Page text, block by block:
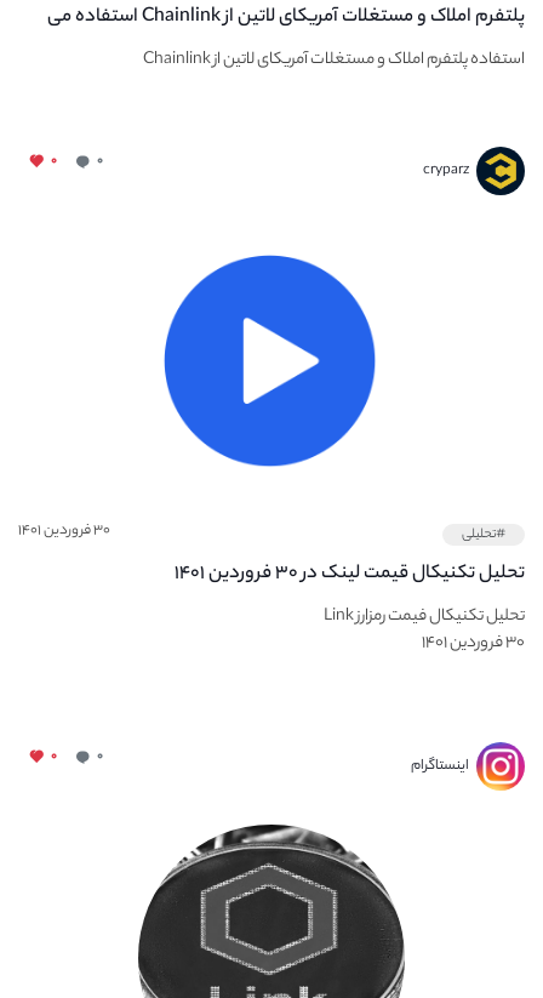
پلتفرم املاک و مستغلات آمریکای لاتین از Chainlink استفاده می
کند
استفاده پلتفرم املاک و مستغلات آمریکای لاتین از Chainlink
cryparz ۰ ۰
#تحلیلی ۳۰ فروردین ۱۴۰۱
تحلیل تکنیکال قیمت لینک در ۳۰ فروردین ۱۴۰۱
تحلیل تکنیکال فیمت رمزارز Link
۳۰ فروردین ۱۴۰۱
اینستاگرام ۰ ۰